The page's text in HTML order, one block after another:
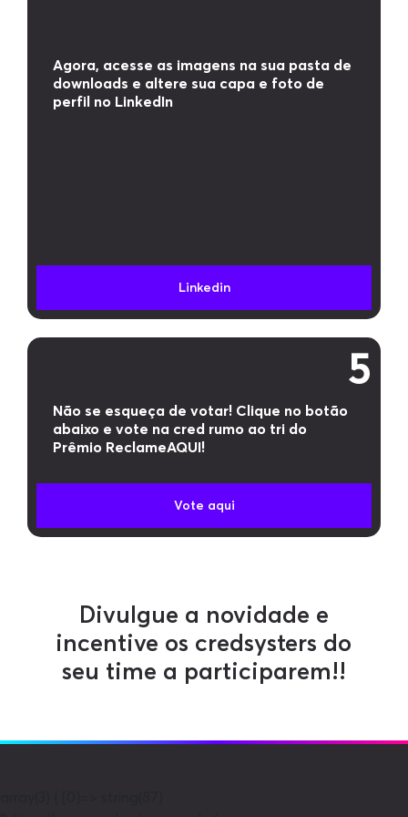
Agora, acesse as imagens na sua pasta de
downloads e altere sua capa e foto de
perfil no LinkedIn
Linkedin
5
Não se esqueça de votar! Clique no botão
abaixo e vote na cred rumo ao tri do
Prêmio ReclameAQUI!
Vote aqui
Divulgue a novidade e
incentive os credsysters do
seu time a participarem!!